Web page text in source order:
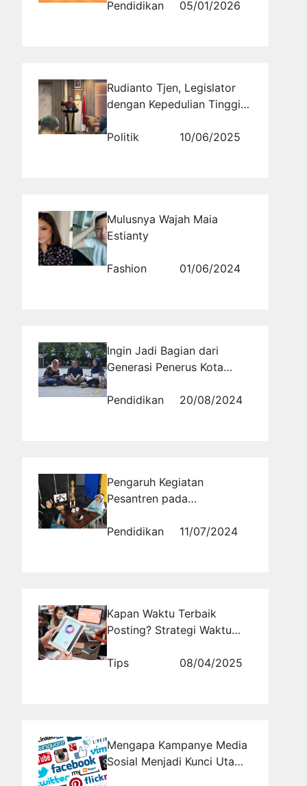
Tryout.id
Pendidikan 05/01/2026
Rudianto Tjen, Legislator
dengan Kepedulian Tinggi
Belitung
Politik 10/06/2025
Mulusnya Wajah Maia
Estianty
Fashion 01/06/2024
Ingin Jadi Bagian dari
Generasi Penerus Kota
Sini!
Pendidikan 20/08/2024
Pengaruh Kegiatan
Pesantren pada
Santri di Al Masoem
Pendidikan 11/07/2024
Kapan Waktu Terbaik
Posting? Strategi Waktu
Tips
08/04/2025
Mengapa Kampanye Media
Sosial Menjadi Kunci Utama